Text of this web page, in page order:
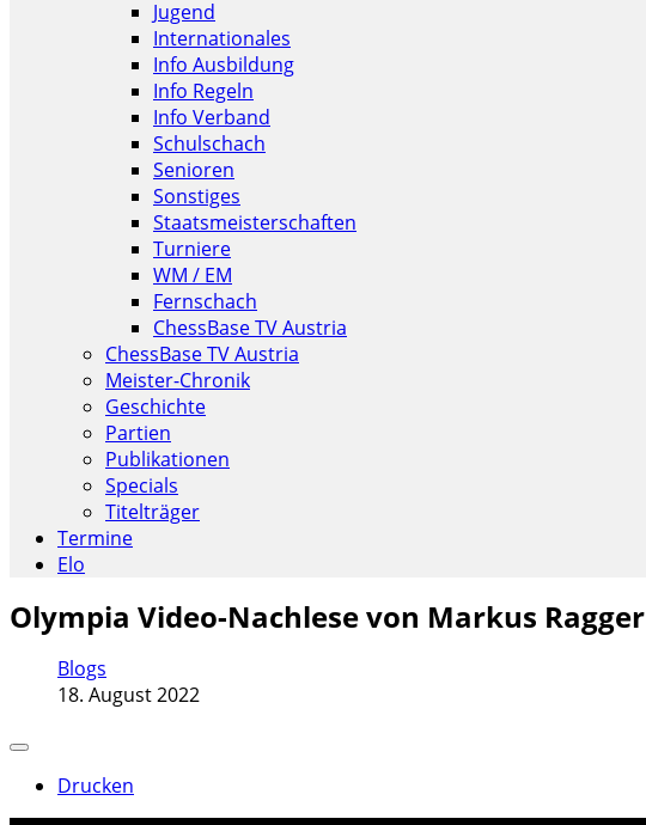
Jugend
Internationales
Info Ausbildung
Info Regeln
Info Verband
Schulschach
Senioren
Sonstiges
Staatsmeisterschaften
Turniere
WM / EM
Fernschach
ChessBase TV Austria
ChessBase TV Austria
Meister-Chronik
Geschichte
Partien
Publikationen
Specials
Titelträger
Termine
Elo
Olympia Video-Nachlese von Markus Ragger
Blogs
18. August 2022
Drucken